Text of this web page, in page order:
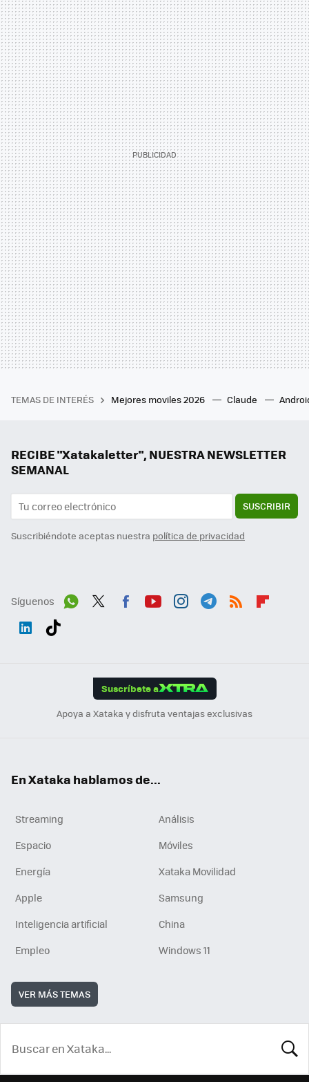
TEMAS DE INTERÉS Mejores moviles 2026 Claude
RECIBE "Xatakaletter", NUESTRA NEWSLETTER
SEMANAL
SUSCRIBIR
Suscribiéndote aceptas nuestra política de privacidad
Síguenos
Suscríbete a
Apoya a Xataka y disfruta ventajas exclusivas
En Xataka hablamos de...
Streaming
Análisis
Espacio
Móviles
Energía
Xataka Movilidad
Apple
Samsung
Inteligencia artificial
China
Empleo
Windows 11
VER MÁS TEMAS